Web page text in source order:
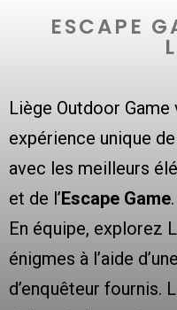
ESCAPE
Liège Outdoor
expérience unique
avec les meilleurs
et de l’Escape Game.
En équipe, explorez
énigmes à l’aide
d’enquêteur fournis.